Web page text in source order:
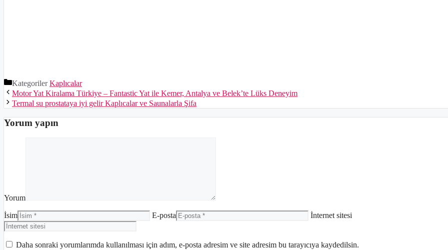
KategorilerKaplıcalar
Motor Yat Kiralama Türkiye – Fantastic Yat ile Kemer, Antalya ve Belek’te Lüks Deneyim
Termal su prostataya iyi gelir Kaplıcalar ve Saunalarla Şifa
Yorum yapın
Yorum
İsim E-posta İnternet sitesi
Daha sonraki yorumlarımda kullanılması için adım, e-posta adresim ve site adresim bu tarayıcıya kaydedilsin.